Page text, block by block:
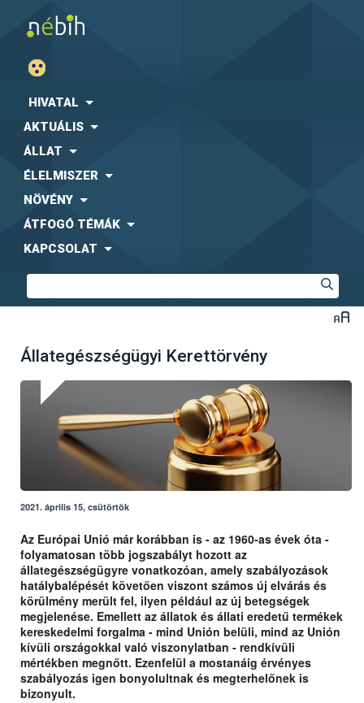
HIVATAL
AKTUÁLIS
ÁLLAT
ÉLELMISZER
NÖVÉNY
ÁTFOGÓ TÉMÁK
KAPCSOLAT
Állategészségügyi Kerettörvény
2021. április 15, csütörtök
Az Európai Unió már korábban is - az 1960-as évek óta -
folyamatosan több jogszabályt hozott az
állategészségügyre vonatkozóan, amely szabályozások
hatálybalépését követően viszont számos új elvárás és
körülmény merült fel, ilyen például az új betegségek
megjelenése. Emellett az állatok és állati eredetű termékek
kereskedelmi forgalma - mind Unión belüli, mind az Unión
kívüli országokkal való viszonylatban - rendkívüli
mértékben megnőtt. Ezenfelül a mostanáig érvényes
szabályozás igen bonyolultnak és megterhelőnek is
bizonyult.